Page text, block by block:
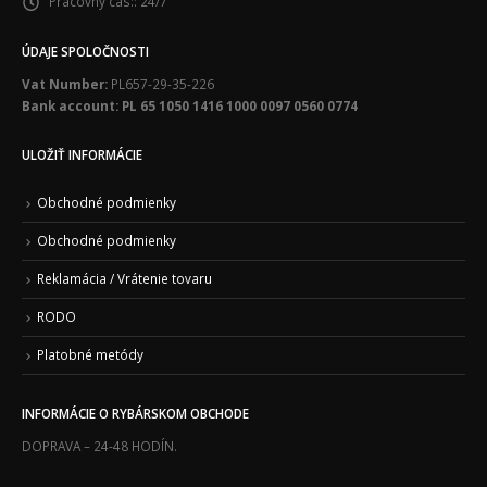
ÚDAJE SPOLOČNOSTI
Vat Number: PL657-29-35-226
Bank account: PL 65 1050 1416 1000 0097 0560 0774
ULOŽIŤ INFORMÁCIE
Obchodné podmienky
Obchodné podmienky
Reklamácia / Vrátenie tovaru
RODO
Platobné metódy
INFORMÁCIE O RYBÁRSKOM OBCHODE
DOPRAVA – 24-48 HODÍN.